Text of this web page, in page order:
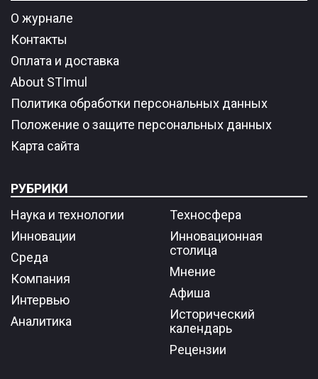
О журнале
Контакты
Оплата и доставка
About STImul
Политика обработки персональных данных
Положение о защите персональных данных
Карта сайта
РУБРИКИ
Наука и технологии
Инновации
Среда
Компания
Интервью
Аналитика
Техносфера
Инновационная
столица
Мнение
Афиша
Исторический
календарь
Рецензии